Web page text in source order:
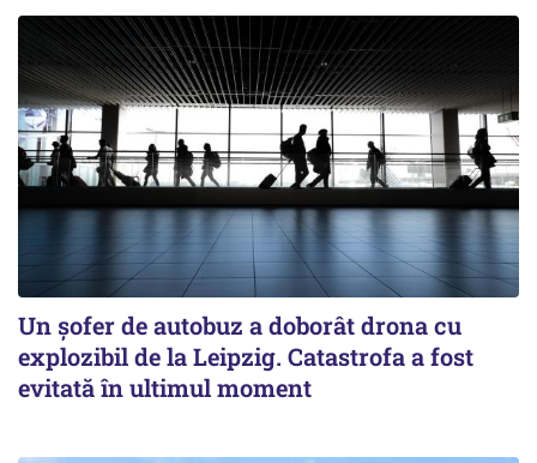
Un șofer de autobuz a doborât drona cu
explozibil de la Leipzig. Catastrofa a fost
evitată în ultimul moment